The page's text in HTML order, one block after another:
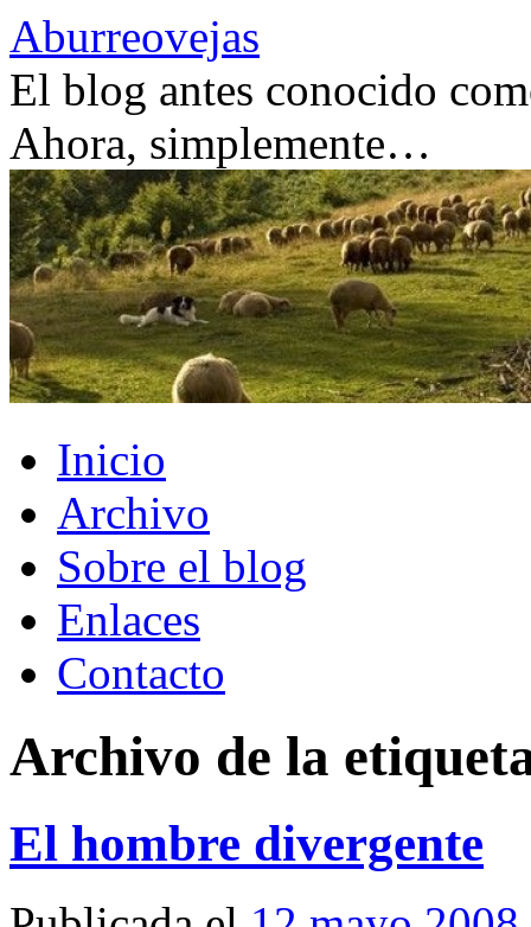
Saltar
al
contenido
Aburreovejas
El blog antes conocido
Ahora, simplemente…
Inicio
Archivo
Sobre el blog
Enlaces
Contacto
Archivo de la
El hombre divergente